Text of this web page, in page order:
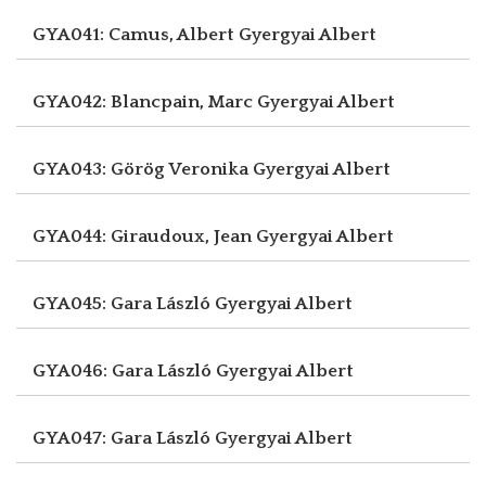
GYA041: Camus, Albert Gyergyai Albert
GYA042: Blancpain, Marc Gyergyai Albert
GYA043: Görög Veronika Gyergyai Albert
GYA044: Giraudoux, Jean Gyergyai Albert
GYA045: Gara László Gyergyai Albert
GYA046: Gara László Gyergyai Albert
GYA047: Gara László Gyergyai Albert